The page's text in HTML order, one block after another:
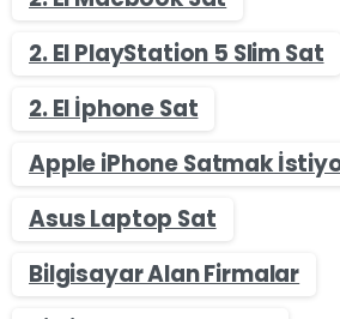
2. El PlayStation 5 Slim Sat
2. El İphone Sat
Apple iPhone Satmak
Asus Laptop Sat
Bilgisayar Alan Firmalar